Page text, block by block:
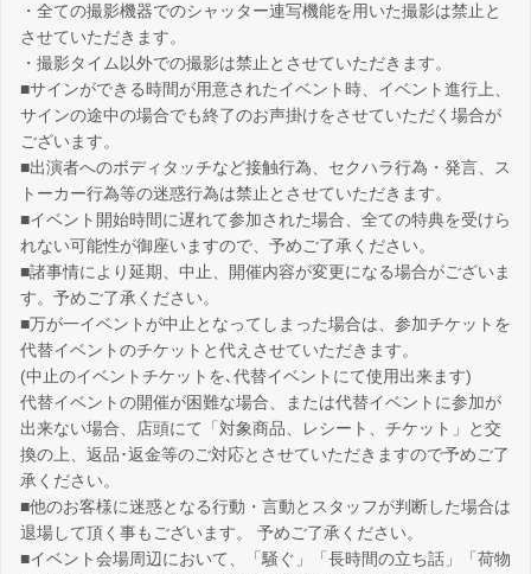
・全ての撮影機器でのシャッター連写機能を用いた撮影は禁止と
させていただきます。
・撮影タイム以外での撮影は禁止とさせていただきます。
■サインができる時間が用意されたイベント時、イベント進行上、
サインの途中の場合でも終了のお声掛けをさせていただく場合が
ございます。
■出演者へのボディタッチなど接触行為、セクハラ行為・発言、ス
トーカー行為等の迷惑行為は禁止とさせていただきます。
■イベント開始時間に遅れて参加された場合、全ての特典を受けら
れない可能性が御座いますので、予めご了承ください。
■諸事情により延期、中止、開催内容が変更になる場合がございま
す。予めご了承ください。
■万が一イベントが中止となってしまった場合は、参加チケットを
代替イベントのチケットと代えさせていただきます。
(中止のイベントチケットを､代替イベントにて使用出来ます)
代替イベントの開催が困難な場合、または代替イベントに参加が
出来ない場合、店頭にて「対象商品、レシート、チケット」と交
換の上、返品･返金等のご対応とさせていただきますので予めご了
承ください。
■他のお客様に迷惑となる行動・言動とスタッフが判断した場合は
退場して頂く事もございます。 予めご了承ください。
■イベント会場周辺において、「騒ぐ」「長時間の立ち話」「荷物